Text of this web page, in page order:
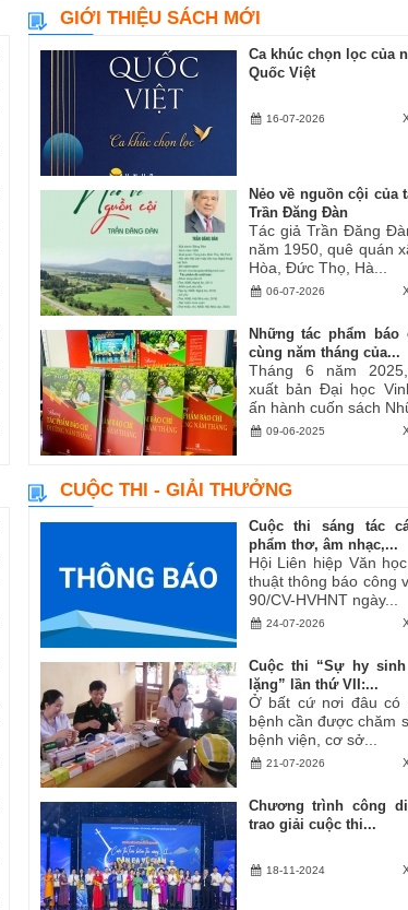
GIỚI THIỆU SÁCH MỚI
Ca khúc chọn lọc của
Quốc Việt
16-07-2026
Nẻo về nguồn cội của
Trần Đăng Đàn
Tác giả Trần Đăng
năm 1950, quê quán
Hòa, Đức Thọ, Hà...
06-07-2026
Những tác phẩm báo
cùng năm tháng của...
Tháng 6 năm
xuất bản Đại học
ấn hành cuốn sách
09-06-2025
CUỘC THI - GIẢI THƯỞNG
Cuộc thi sáng tác
phẩm thơ, âm nhạc,...
Hội Liên hiệp Văn
thuật thông báo công
90/CV-HVHNT ngày...
24-07-2026
Cuộc thi “Sự hy sinh
lặng” lần thứ VII:...
Ở bất cứ nơi đâu có
bệnh cần được chăm
bệnh viện, cơ sở...
21-07-2026
Chương trình công
trao giải cuộc thi...
18-11-2024